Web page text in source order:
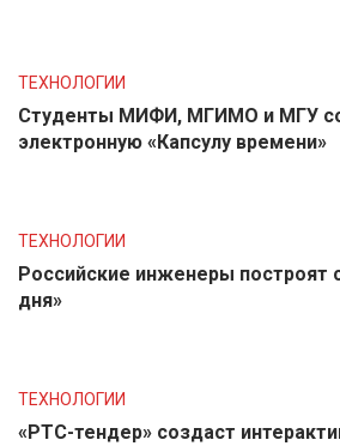
ТЕХНОЛОГИИ
Студенты МИФИ, МГИМО и МГУ
электронную «Капсулу времени»
ТЕХНОЛОГИИ
Российские инженеры построят
дня»
ТЕХНОЛОГИИ
«РТС-тендер» создаст